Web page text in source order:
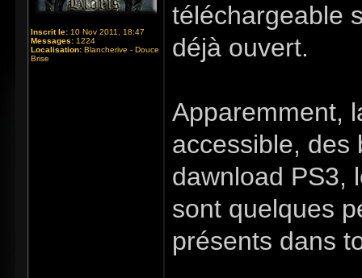
Inscrit le: 10 Nov 2011, 18:47
Messages: 1224
Localisation: Blancherive - Douce
Brise
téléchargeable
déjà ouvert.
Apparemment,
accessible, des
dawnload PS3,
sont quelques
présents dans